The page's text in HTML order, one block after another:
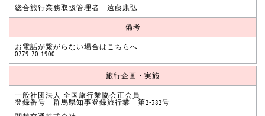
総合旅行業務取扱管理者 遠藤康弘
備考
お電話が繋がらない場合はこちらへ
0279-20-1900
旅行企画・実施
一般社団法人 全国旅行業協会正会員
登録番号 群馬県知事登録旅行業 第2-382号